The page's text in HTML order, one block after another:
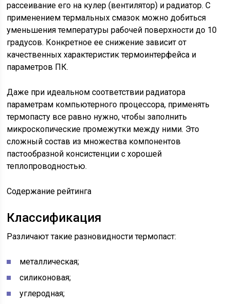
рассеивание его на кулер (вентилятор) и радиатор. С
применением термальных смазок можно добиться
уменьшения температуры рабочей поверхности до 10
градусов. Конкретное ее снижение зависит от
качественных характеристик термоинтерфейса и
параметров ПК.
Даже при идеальном соответствии радиатора
параметрам компьютерного процессора, применять
термопасту все равно нужно, чтобы заполнить
микроскопические промежутки между ними. Это
сложный состав из множества компонентов
пастообразной консистенции с хорошей
теплопроводностью.
Содержание рейтинга
Классификация
Различают такие разновидности термопаст:
металлическая;
силиконовая;
углеродная;